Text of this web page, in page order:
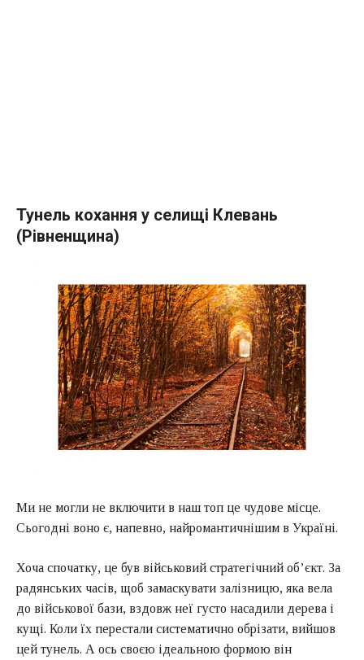
Тунель кохання у селищі Клевань
(Рівненщина)
Ми не могли не включити в наш топ це чудове місце.
Сьогодні воно є, напевно, найромантичнішим в Україні.
Хоча спочатку, це був військовий стратегічний об’єкт. За
радянських часів, щоб замаскувати залізницю, яка вела
до військової бази, вздовж неї густо насадили дерева і
кущі. Коли їх перестали систематично обрізати, вийшов
цей тунель. А ось своєю ідеальною формою він